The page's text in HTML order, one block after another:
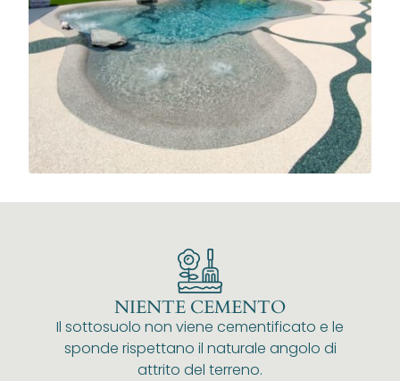
NIENTE CEMENTO
Il sottosuolo non viene cementificato e le
sponde rispettano il naturale angolo di
attrito del terreno.